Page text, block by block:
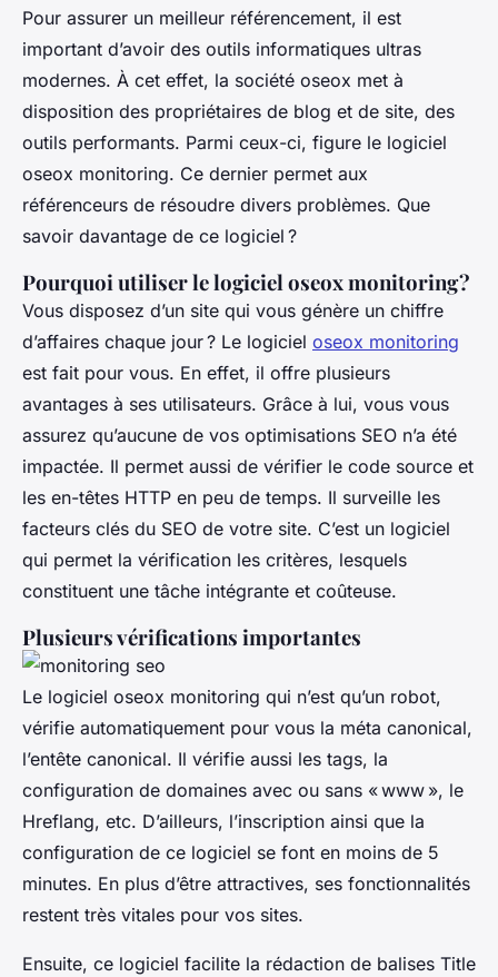
Mon avis sur le logiciel oseox
monitoring
•31 janvier 2022• 3 min de lecture
Pour assurer un meilleur référencement, il est
important d’avoir des outils informatiques ultras
modernes. À cet effet, la société oseox met à
disposition des propriétaires de blog et de site, des
outils performants. Parmi ceux-ci, figure le logiciel
oseox monitoring. Ce dernier permet aux
référenceurs de résoudre divers problèmes. Que
savoir davantage de ce logiciel ?
Pourquoi utiliser le logiciel oseox monitoring ?
Vous disposez d’un site qui vous génère un chiffre
d’affaires chaque jour ? Le logiciel oseox monitoring
est fait pour vous. En effet, il offre plusieurs
avantages à ses utilisateurs. Grâce à lui, vous vous
assurez qu’aucune de vos optimisations SEO n’a été
impactée. Il permet aussi de vérifier le code source et
les en-têtes HTTP en peu de temps. Il surveille les
facteurs clés du SEO de votre site. C’est un logiciel
qui permet la vérification les critères, lesquels
constituent une tâche intégrante et coûteuse.
Plusieurs vérifications importantes
Le logiciel oseox monitoring qui n’est qu’un robot,
vérifie automatiquement pour vous la méta canonical,
l’entête canonical. Il vérifie aussi les tags, la
configuration de domaines avec ou sans « www », le
Hreflang, etc. D’ailleurs, l’inscription ainsi que la
configuration de ce logiciel se font en moins de 5
minutes. En plus d’être attractives, ses fonctionnalités
restent très vitales pour vos sites.
Ensuite, ce logiciel facilite la rédaction de balises Title